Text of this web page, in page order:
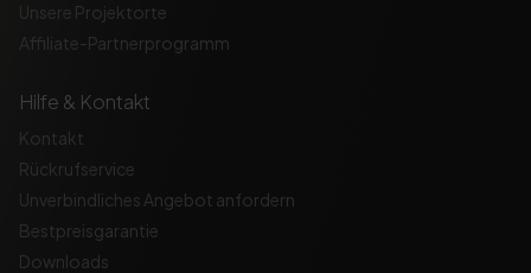
Unsere Projektorte
Affiliate-Partnerprogramm
Hilfe & Kontakt
Kontakt
Rückrufservice
Unverbindliches Angebot anfordern
Bestpreisgarantie
Downloads